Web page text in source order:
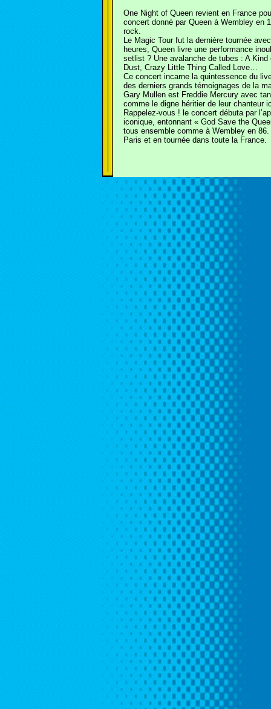
One Night of Queen revient en France
concert donné par Queen à Wembley en
rock.
Le Magic Tour fut la dernière tournée
heures, Queen livre une performance
setlist ? Une avalanche de tubes : A
Dust, Crazy Little Thing Called Love…
Ce concert incarne la quintessence du
des derniers grands témoignages de la
Gary Mullen est Freddie Mercury avec
comme le digne héritier de leur chanteur
Rappelez-vous ! le concert débuta par
iconique, entonnant « God Save the
tous ensemble comme à Wembley en
Paris et en tournée dans toute la France.